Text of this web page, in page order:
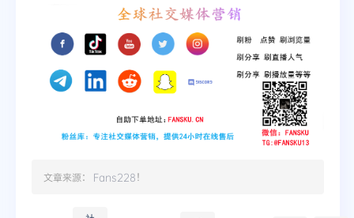
文章来源： Fans228！